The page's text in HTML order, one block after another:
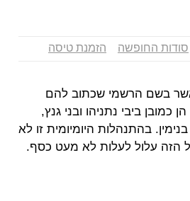
סודות החופשה הזמנת טיסה
בשם הרשמי שכתוב להם
כמובן ביבי נתניהו ובני גנץ,
בהתנהלות היומיומית זו לא
הזה עלול לעלות לא מעט כסף.